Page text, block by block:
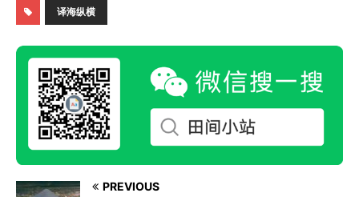
译海纵横
PREVIOUS